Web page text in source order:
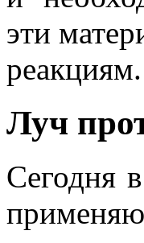
эти
реакциям.
Луч
Сегодня